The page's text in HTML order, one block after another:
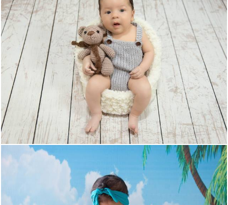
584